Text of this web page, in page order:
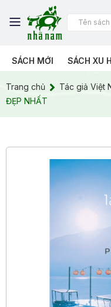
SÁCH MỚI SÁCH XU
Trang chủ Tác giả Việt
ĐẸP NHẤT